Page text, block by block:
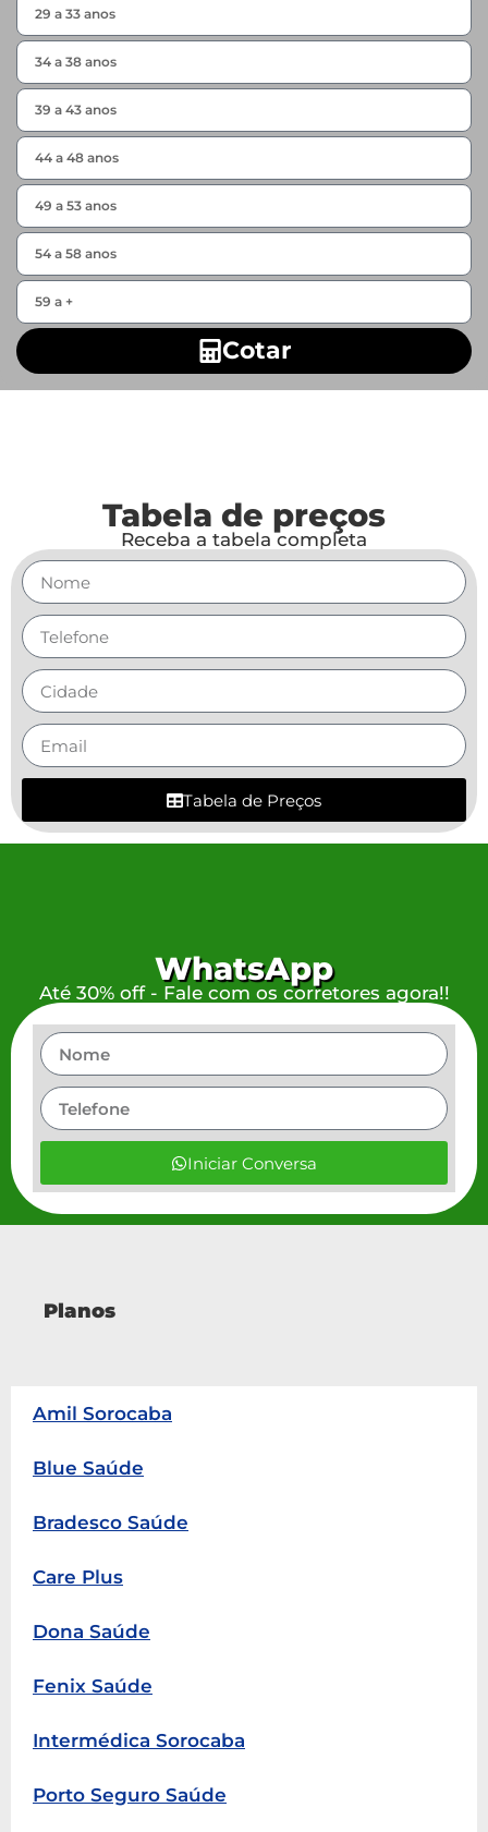
Cotar
Tabela de preços
Receba a tabela completa
Tabela de Preços
WhatsApp
Até 30% off - Fale com os corretores agora!!
Iniciar Conversa
Planos
Amil Sorocaba
Blue Saúde
Bradesco Saúde
Care Plus
Dona Saúde
Fenix Saúde
Intermédica Sorocaba
Porto Seguro Saúde